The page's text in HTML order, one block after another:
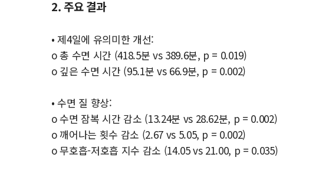
2. 주요 결과
• 제4일에 유의미한 개선:
o 총 수면 시간 (418.5분 vs 389.6분, p = 0.019)
o 깊은 수면 시간 (95.1분 vs 66.9분, p = 0.002)
• 수면 질 향상:
o 수면 잠복 시간 감소 (13.24분 vs 28.62분, p = 0.002)
o 깨어나는 횟수 감소 (2.67 vs 5.05, p = 0.002)
o 무호흡-저호흡 지수 감소 (14.05 vs 21.00, p = 0.035)